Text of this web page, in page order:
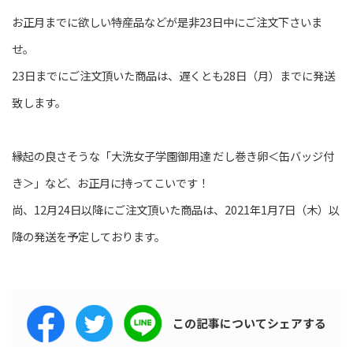
お正月までに欲しい特産品などが是非23日中にご注文下さいま
せ。
23日までにご注文頂いた商品は、遅くとも28日（月）までに発送
致します。
縁起の良さそうな「大洗女子学園御用達 だし巻き卵＜缶バッジ付
き＞」など、お正月に持ってこいです！
尚、12月24日以降にご注文頂いた商品は、2021年1月7日（木）以
降の発送を予定しております。
この記事についてシェアする